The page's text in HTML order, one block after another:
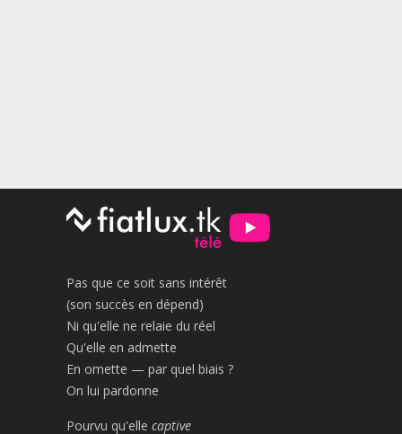
Pas que ce soit sans intérêt
(son succès en dépend)
Ni qu'elle ne relaie du réel
Qu'elle en admette
En omette — par quel biais ?
On lui pardonne
Pourvu qu'elle captive